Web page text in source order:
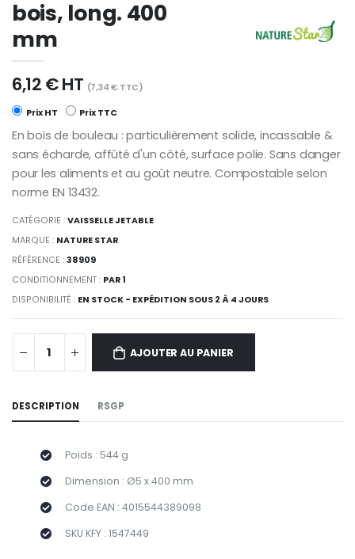
bois, long. 400
mm
6,12 € HT (7,34 € TTC)
Prix HT Prix TTC
En bois de bouleau : particulièrement solide, incassable &
sans écharde, affûté d'un côté, surface polie. Sans danger
pour les aliments et au goût neutre. Compostable selon
norme EN 13432.
CATÉGORIE :VAISSELLE JETABLE
MARQUE : NATURE STAR
RÉFÉRENCE :38909
CONDITIONNEMENT : PAR 1
DISPONIBILITÉ : EN STOCK - EXPÉDITION SOUS 2 À 4 JOURS
AJOUTER AU PANIER
DESCRIPTION RSGP
Poids : 544 g
Dimension : Ø5 x 400 mm
Code EAN : 4015544389098
SKU KFY : 1547449